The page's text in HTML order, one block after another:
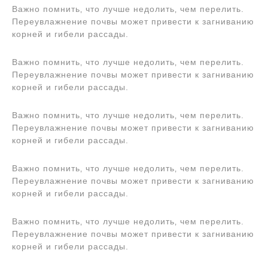
Важно помнить‚ что лучше недолить‚ чем перелить.
Переувлажнение почвы может привести к загниванию
корней и гибели рассады.
Важно помнить‚ что лучше недолить‚ чем перелить.
Переувлажнение почвы может привести к загниванию
корней и гибели рассады.
Важно помнить‚ что лучше недолить‚ чем перелить.
Переувлажнение почвы может привести к загниванию
корней и гибели рассады.
Важно помнить‚ что лучше недолить‚ чем перелить.
Переувлажнение почвы может привести к загниванию
корней и гибели рассады.
Важно помнить‚ что лучше недолить‚ чем перелить.
Переувлажнение почвы может привести к загниванию
корней и гибели рассады.